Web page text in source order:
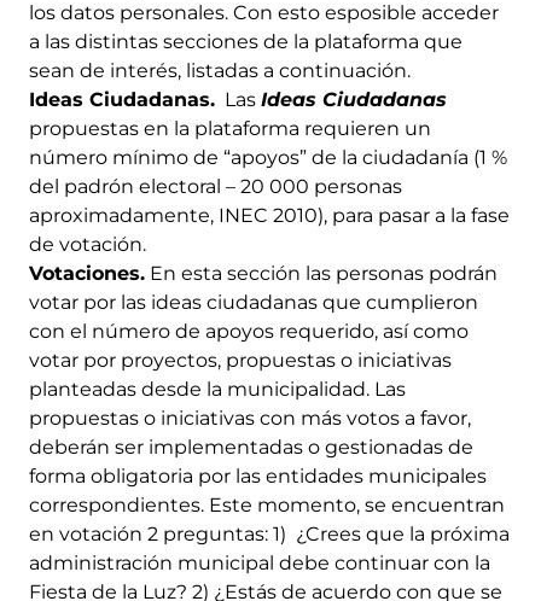
los datos personales. Con esto esposible acceder
a las distintas secciones de la plataforma que
sean de interés, listadas a continuación.
Ideas Ciudadanas. Las Ideas Ciudadanas
propuestas en la plataforma requieren un
número mínimo de “apoyos” de la ciudadanía (1 %
del padrón electoral – 20 000 personas
aproximadamente, INEC 2010), para pasar a la fase
de votación.
Votaciones. En esta sección las personas podrán
votar por las ideas ciudadanas que cumplieron
con el número de apoyos requerido, así como
votar por proyectos, propuestas o iniciativas
planteadas desde la municipalidad. Las
propuestas o iniciativas con más votos a favor,
deberán ser implementadas o gestionadas de
forma obligatoria por las entidades municipales
correspondientes. Este momento, se encuentran
en votación 2 preguntas: 1) ¿Crees que la próxima
administración municipal debe continuar con la
Fiesta de la Luz? 2) ¿Estás de acuerdo con que se